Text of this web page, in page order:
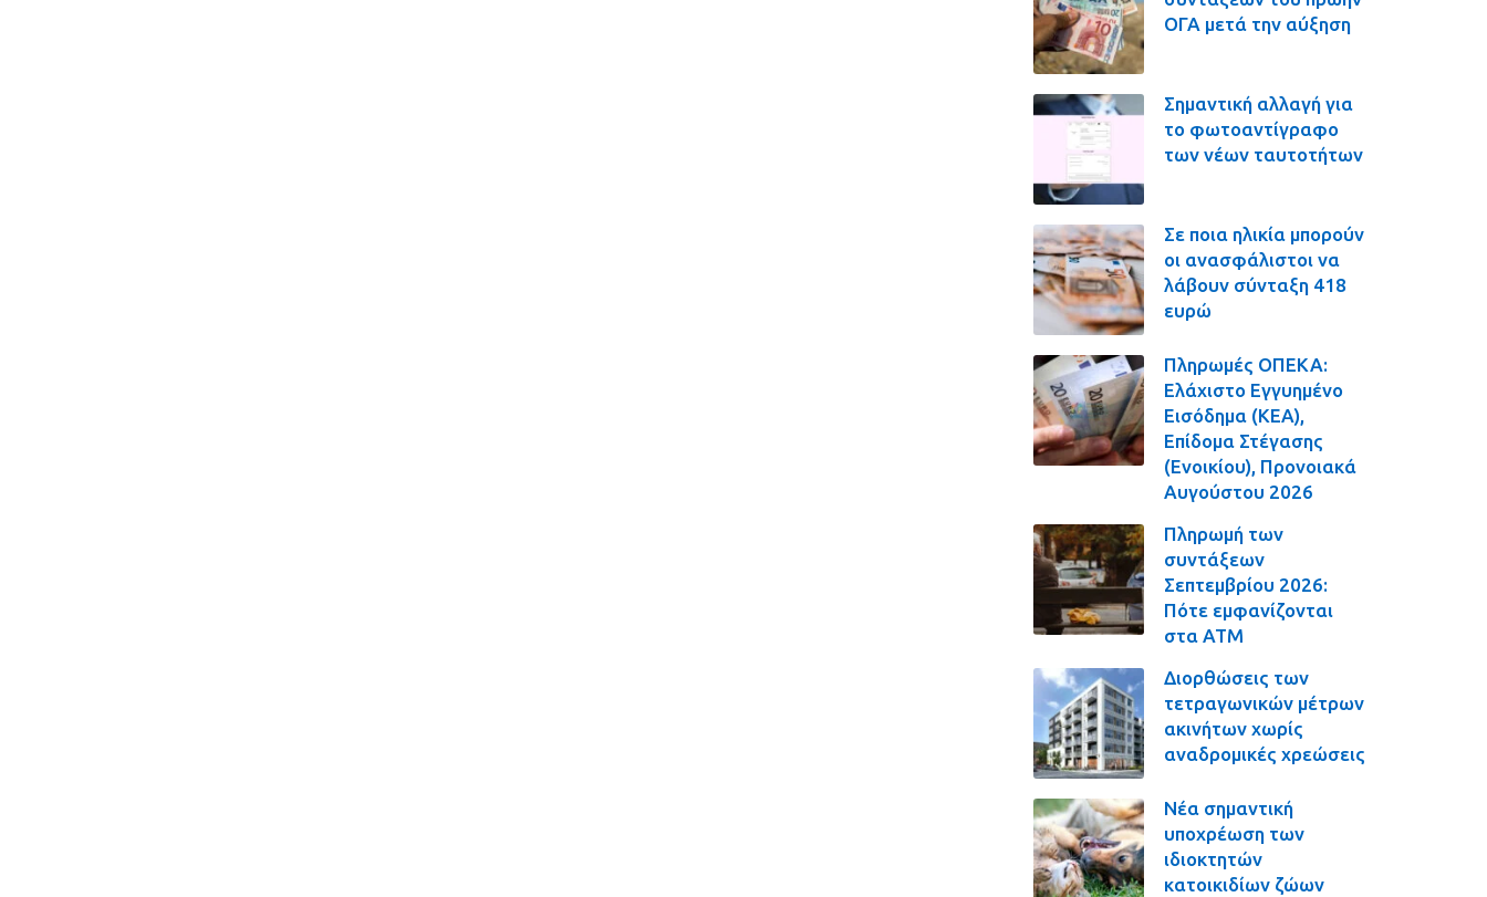
ΟΓΑ μετά την αύξηση
Σημαντική αλλαγή για
το φωτοαντίγραφο
των νέων ταυτοτήτων
Σε ποια ηλικία μπορούν
οι ανασφάλιστοι να
λάβουν σύνταξη 418
ευρώ
Πληρωμές ΟΠΕΚΑ:
Ελάχιστο Εγγυημένο
Εισόδημα (ΚΕΑ),
Επίδομα Στέγασης
(Ενοικίου), Προνοιακά
Αυγούστου 2026
Πληρωμή των
συντάξεων
Σεπτεμβρίου 2026:
Πότε εμφανίζονται
στα ΑΤΜ
Διορθώσεις των
τετραγωνικών μέτρων
ακινήτων χωρίς
αναδρομικές χρεώσεις
Νέα σημαντική
υποχρέωση των
ιδιοκτητών
κατοικιδίων ζώων